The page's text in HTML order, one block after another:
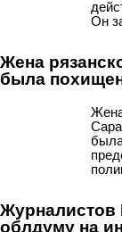
Он
Жена
была
Журналистов
облдуму на